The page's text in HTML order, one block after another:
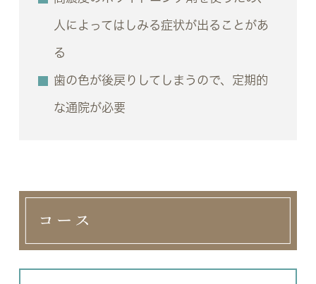
人によってはしみる症状が出ることがあ
る
歯の色が後戻りしてしまうので、定期的
な通院が必要
コース